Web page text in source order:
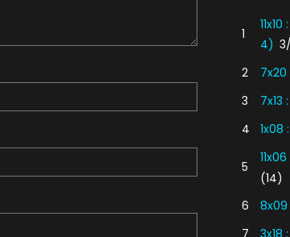
1
4)
2
7x20
3
7x13
4
1x08
5
(14)
6
7
3x18